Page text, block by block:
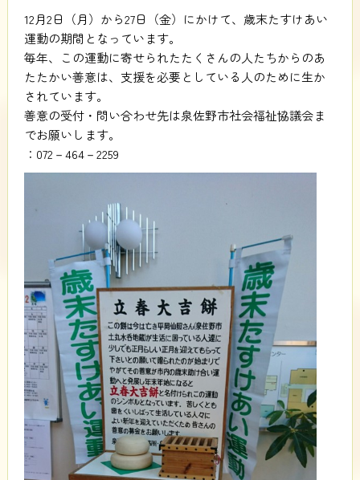
12月2日（月）から27日（金）にかけて、歳末たすけあい
運動の期間となっています。
毎年、この運動に寄せられたたくさんの人たちからのあ
たたかい善意は、支援を必要としている人のために生か
されています。
善意の受付・問い合わせ先は泉佐野市社会福祉協議会ま
でお願いします。
：072－464－2259